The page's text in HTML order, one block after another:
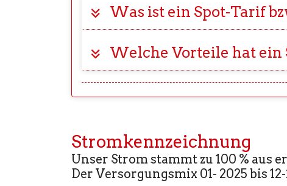
Was ist ein Spot-Tarif
Welche Vorteile hat ein
Stromkennzeichnung
Unser Strom stammt zu 100 % aus
Der Versorgungsmix 01- 2025 bis